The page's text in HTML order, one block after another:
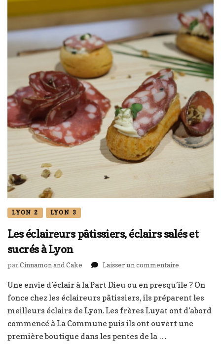
LYON 2 LYON 3
Les éclaireurs pâtissiers, éclairs salés et
sucrés à Lyon
parCinnamon and Cake Laisser un commentaire
éclaireurs
pâtissiers,
éclairs
salés
et
Une envie d’éclair à la Part Dieu ou en presqu’ile ? On
fonce chez les éclaireurs pâtissiers, ils préparent les
meilleurs éclairs de Lyon. Les frères Luyat ont d’abord
commencé à La Commune puis ils ont ouvert une
première boutique dans les pentes de la …